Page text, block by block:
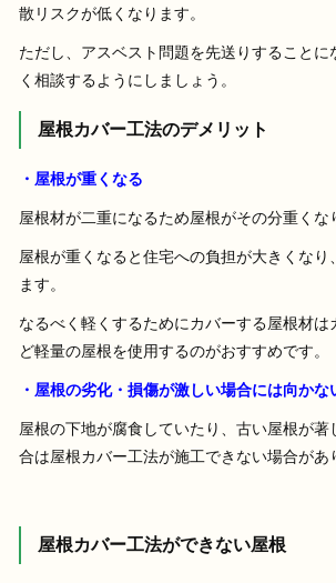
散リスクが低くなります。
ただし、アスベスト問題を先送りすることに
く相談するようにしましょう。
屋根カバー工法のデメリット
・屋根が重くなる
屋根材が二重になるため屋根がその分重くな
屋根が重くなると住宅への負担が大きくなり
ます。
なるべく軽くするためにカバーする屋根材は
ど軽量の屋根を使用するのがおすすめです。
・屋根の劣化・損傷が激しい場合には向かな
屋根の下地が腐食していたり、古い屋根が著
合は屋根カバー工法が施工できない場合があ
屋根カバー工法ができない屋根